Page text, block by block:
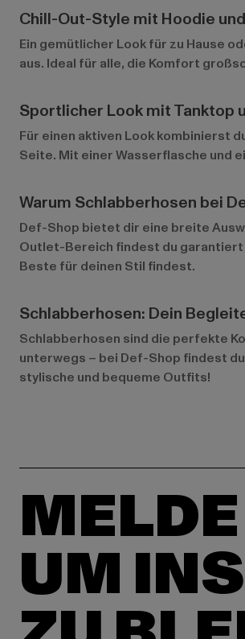
Chill-Out-Style mit Hoodie
Ein gemütlicher Look für zu Hause
aus. Ideal für alle, die Komfort
Sportlicher Look mit Tanktop
Für einen aktiven Look kombinierst
Seite. Mit einer Wasserflasche und
Warum Schlabberhosen bei
Def-Shop bietet dir eine breite
Outlet-Bereich findest du garantiert
Beste für deinen Stil findest.
Schlabberhosen: Dein
Schlabberhosen sind die perfekte
unterwegs – bei Def-Shop findest
stylische und bequeme Outfits!
UM